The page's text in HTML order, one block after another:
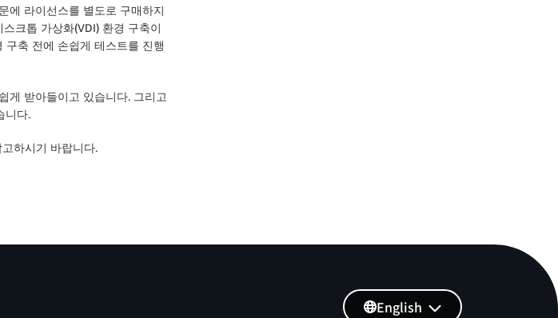
에 라이선스를 별도로 구매하지
크톱 가상화(VDI) 환경 구축이
구축 전에 손쉽게 테스트를 진행
게 받아들이고 있습니다. 그리고
니다.
고하시기 바랍니다.
English